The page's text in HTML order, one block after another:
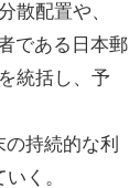
散配置や、
である日本郵
統括し、予
持続的な利
く。